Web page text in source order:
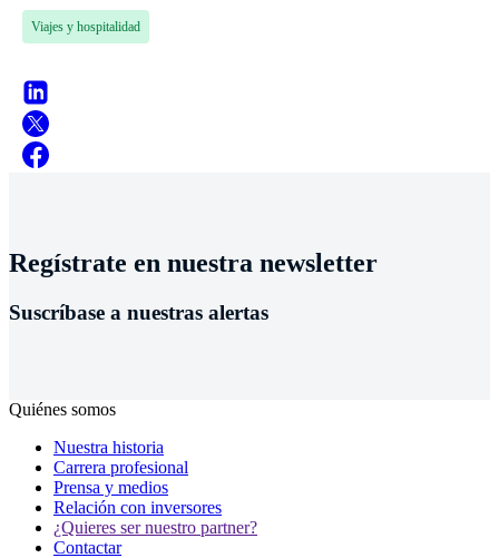
Viajes y hospitalidad
Regístrate en nuestra newsletter
Suscríbase a nuestras alertas
Quiénes somos
Nuestra historia
Carrera profesional
Prensa y medios
Relación con inversores
¿Quieres ser nuestro partner?
Contactar